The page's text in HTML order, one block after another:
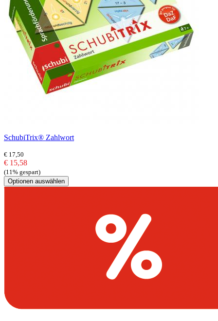
SchubiTrix® Zahlwort
€ 17,50
€ 15,58
(11% gespart)